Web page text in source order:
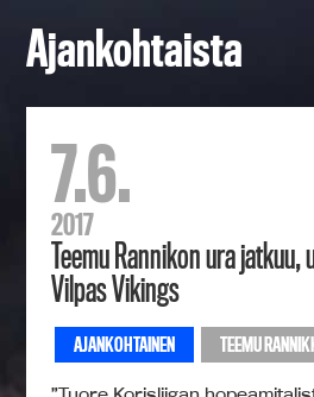
Ajankohtaista
7.6.
2017
Teemu Rannikon ura jatkuu,
Vilpas Vikings
AJANKOHTAINEN TEEMU